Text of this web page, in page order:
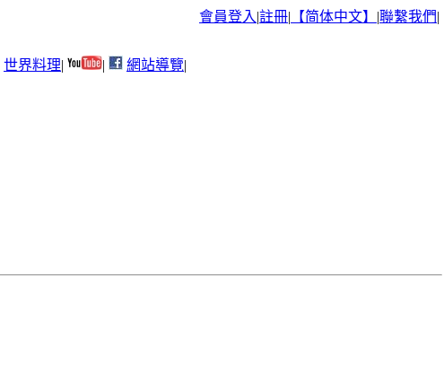
會員登入 |註冊| 【简体中文】 |聯繫我們|
世界料理| | 網站導覽|